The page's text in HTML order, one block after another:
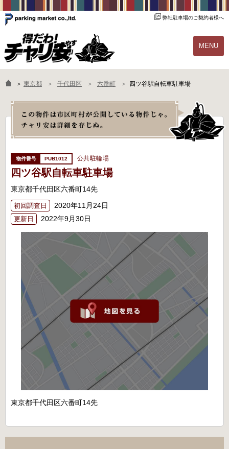
弊社駐車場のご契約者様へ
MENU
物件一覧 ご契約の流れ
よくあるご質問 駐輪場オーナー様へ
＞ 東京都 千代田区 六番町 四ツ谷駅自転車駐車場
PUB1012 公共駐輪場
四ツ谷駅自転車駐車場
東京都千代田区六番町14先
初回調査日 2020年11月24日
更新日 2022年9月30日
東京都千代田区六番町14先